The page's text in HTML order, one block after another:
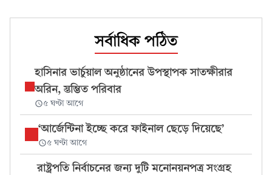
সর্বাধিক পঠিত
হাসিনার ভার্চুয়াল অনুষ্ঠানের উপস্থাপক সাতক্ষীরার
অরিন, স্তম্ভিত পরিবার
৫ ঘণ্টা আগে
‘আর্জেন্টিনা ইচ্ছে করে ফাইনাল ছেড়ে দিয়েছে’
৫ ঘণ্টা আগে
রাষ্ট্রপতি নির্বাচনের জন্য দুটি মনোনয়নপত্র সংগ্রহ